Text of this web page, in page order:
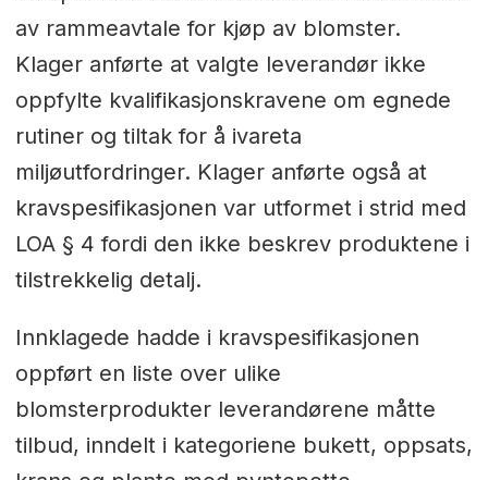
av rammeavtale for kjøp av blomster.
Klager anførte at valgte leverandør ikke
oppfylte kvalifikasjonskravene om egnede
rutiner og tiltak for å ivareta
miljøutfordringer. Klager anførte også at
kravspesifikasjonen var utformet i strid med
LOA § 4 fordi den ikke beskrev produktene i
tilstrekkelig detalj.
Innklagede hadde i kravspesifikasjonen
oppført en liste over ulike
blomsterprodukter leverandørene måtte
tilbud, inndelt i kategoriene bukett, oppsats,